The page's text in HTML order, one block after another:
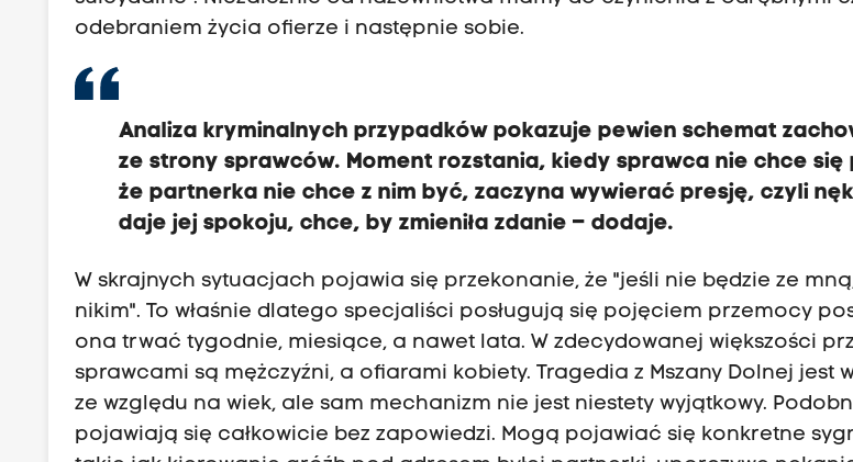
odebraniem życia ofierze i następnie sobie.
Analiza kryminalnych przypadków pokazuje pewien schemat
ze strony sprawców. Moment rozstania, kiedy sprawca nie chce się
że partnerka nie chce z nim być, zaczyna wywierać presję, czyli
daje jej spokoju, chce, by zmieniła zdanie – dodaje.
W skrajnych sytuacjach pojawia się przekonanie, że "jeśli nie będzie ze
nikim". To właśnie dlatego specjaliści posługują się pojęciem przemocy
ona trwać tygodnie, miesiące, a nawet lata. W zdecydowanej większości
sprawcami są mężczyźni, a ofiarami kobiety. Tragedia z Mszany Dolnej jest
ze względu na wiek, ale sam mechanizm nie jest niestety wyjątkowy.
pojawiają się całkowicie bez zapowiedzi. Mogą pojawiać się konkretne